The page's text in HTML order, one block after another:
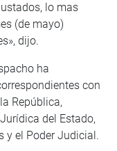
lo mas
(de mayo)
dijo.
ha
con
República,
del Estado,
y el Poder Judicial.